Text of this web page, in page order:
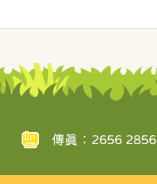
傳真：2656 2856